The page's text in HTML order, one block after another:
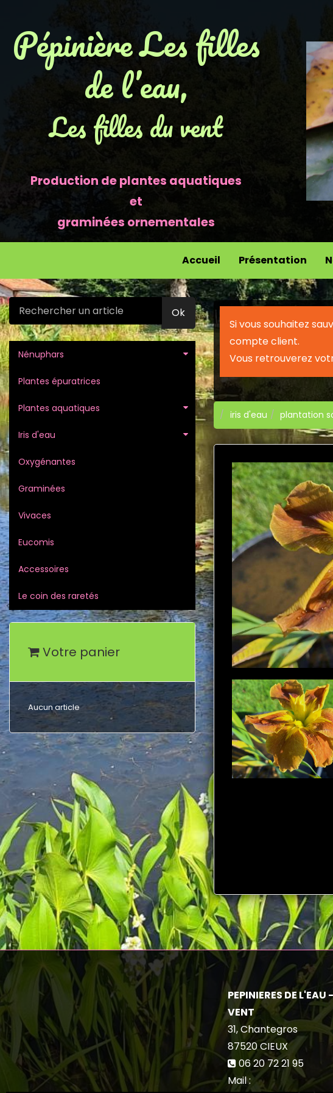
Pépinière Les filles
de l’eau,
Les filles du vent
Production de plantes aquatiques
et
graminées ornementales
Accueil Présentation
Si vous souhaitez
compte client.
Vous retrouverez
iris d'eau plantation
Ok
Nénuphars
Plantes épuratrices
Plantes aquatiques
Iris d'eau
Oxygénantes
Graminées
Vivaces
Eucomis
Accessoires
Le coin des raretés
Votre panier
Aucun article
PEPINIERES DE L'EAU
VENT
31, Chantegros
87520CIEUX
06 20 72 21 95
Mail :